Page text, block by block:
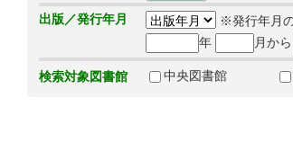
出版／発行年月
※発行年月
年
月から
検索対象図書館 中央図書館